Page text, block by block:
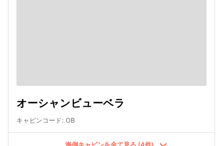
オーシャンビューベラ
キャビンコード: OB